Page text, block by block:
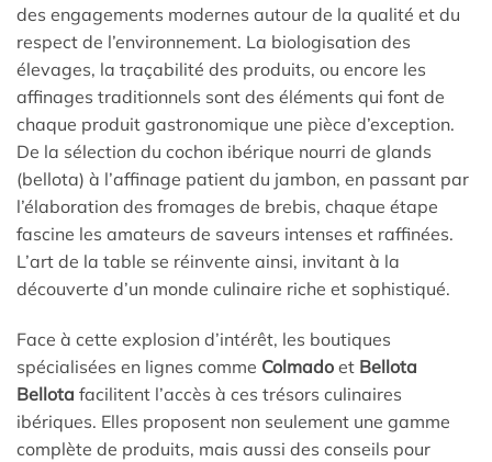
des engagements modernes autour de la qualité et du
respect de l’environnement. La biologisation des
élevages, la traçabilité des produits, ou encore les
affinages traditionnels sont des éléments qui font de
chaque produit gastronomique une pièce d’exception.
De la sélection du cochon ibérique nourri de glands
(bellota) à l’affinage patient du jambon, en passant par
l’élaboration des fromages de brebis, chaque étape
fascine les amateurs de saveurs intenses et raffinées.
L’art de la table se réinvente ainsi, invitant à la
découverte d’un monde culinaire riche et sophistiqué.
Face à cette explosion d’intérêt, les boutiques
spécialisées en lignes comme Colmado et Bellota
Bellota facilitent l’accès à ces trésors culinaires
ibériques. Elles proposent non seulement une gamme
complète de produits, mais aussi des conseils pour